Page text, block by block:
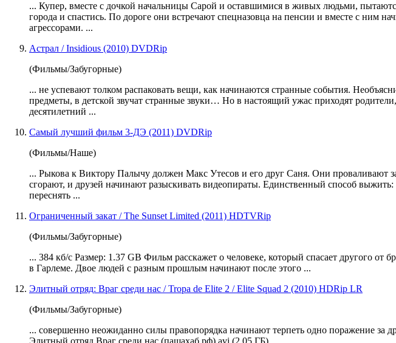
... Купер, вместе с дочкой начальницы Сарой и оставшимися в живых людьми,
города и спастись. По дороге они встречают спецназовца на пенсии и вместе с ним
агрессорами. ...
Астрал / Insidious (2010) DVDRip
(Фильмы/Забугорные)
... не успевают толком распаковать вещи, как начинаются странные события.
предметы, в детской звучат странные звуки… Но в настоящий ужас приходят
десятилетний ...
Самый лучший фильм 3-ДЭ (2011) DVDRip
(Фильмы/Наше)
... Рыкова к Виктору Палычу должен Макс Утесов и его друг Саня. Они проваливают
сгорают, и друзей начинают разыскивать видеопираты. Единственный способ выжить:
переснять ...
Ограниченный закат / The Sunset Limited (2011) HDTVRip
(Фильмы/Забугорные)
... 384 кб/с Размер: 1.37 GB Фильм расскажет о человеке, который спасает другого от
в Гарлеме. Двое людей с разным прошлым начинают после этого ...
Элитный отряд: Враг среди нас / Tropa de Elite 2 / Elite Squad 2 (2010) HDRip LR
(Фильмы/Забугорные)
... совершенно неожиданно силы правопорядка начинают терпеть одно поражение за